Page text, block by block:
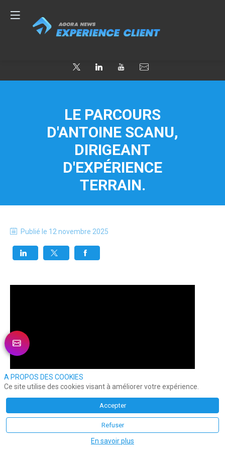
LE PARCOURS
D'ANTOINE SCANU,
DIRIGEANT
D'EXPÉRIENCE
TERRAIN.
Publié le 12 novembre 2025
A PROPOS DES COOKIES
Ce site utilise des cookies visant à améliorer votre expérience.
Accepter
Refuser
En savoir plus